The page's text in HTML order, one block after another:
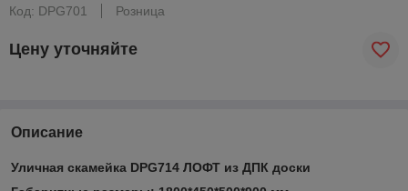
Код: DPG701
Розница
Цену уточняйте
Описание
Уличная скамейка DPG714 ЛОФТ из ДПК доски